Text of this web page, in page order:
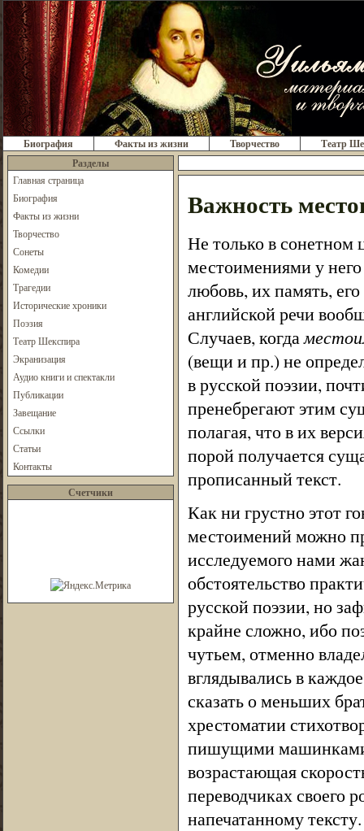
Биография Факты из жизни Творчество
Театр
Разделы
Главная страница
Биография
Факты из жизни
Творчество
Сонеты
Комедии
Трагедии
Исторические хроники
Поэзия
Театр Шекспира
Экранизация
Аудио книги и спектакли
Публикации
Завещание
Ссылки
Статьи
Контакты
Счетчики
Важность
Не только в сонетном
местоимениями у него
любовь, их память,
английской речи
Случаев, когда
(вещи и пр.) не
в русской поэзии,
пренебрегают этим
полагая, что в их
порой получается
прописанный текст.
Как ни грустно этот
местоимений можно
исследуемого нами
обстоятельство
русской поэзии, но
крайне сложно, ибо
чутьем, отменно
вглядывались в
сказать о меньших
хрестоматии
пишущими
возрастающая
переводчиках своего
напечатанному